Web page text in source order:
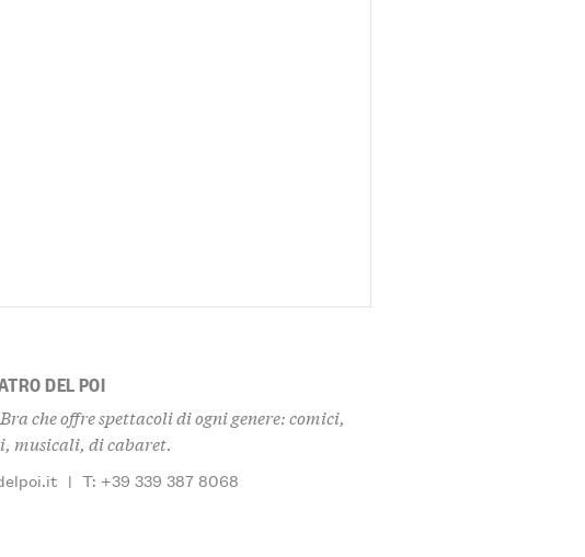
DEL POI
che offre spettacoli di ogni genere: comici,
musicali, di cabaret.
| T: +39 339 387 8068